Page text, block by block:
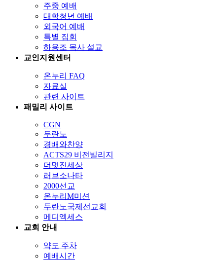
주중 예배
대학청년 예배
외국어 예배
특별 집회
하용조 목사 설교
교인지원센터
온누리 FAQ
자료실
관련 사이트
패밀리 사이트
CGN
두란노
경배와찬양
ACTS29 비전빌리지
더멋진세상
러브소나타
2000선교
온누리M미션
두란노국제선교회
메디엑세스
교회 안내
약도 주차
예배시간